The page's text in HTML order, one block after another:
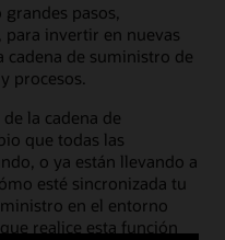
pasos,
para invertir en nuevas
cadena de suministro de
procesos.
la cadena de
que todas las
o ya están llevando a
esté sincronizada tu
en el entorno
realice esta función